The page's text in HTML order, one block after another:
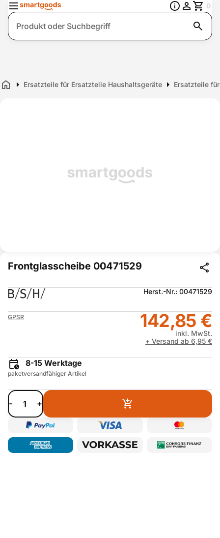
Suche
0
Home Ersatzteile für Ersatzteile Haushaltsgeräte Ersatzteile
Frontglasscheibe 00471529
Herst.-Nr.: 00471529
GPSR 142,85 €
inkl. MwSt.
+ Versand ab 6,95 €
8-15 Werktage
paketversandfähiger Artikel
- +